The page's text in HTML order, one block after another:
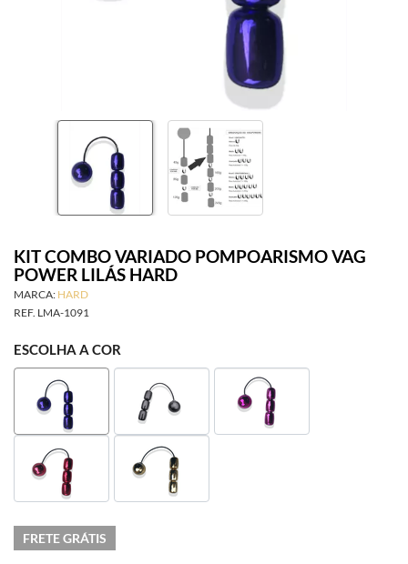
BRINCADEIRAS
INFORMAÇÕES
KIT COMBO VARIADO POMPOARISMO VAG
POWER LILÁS HARD
MARCA: HARD
REF. LMA-1091
ESCOLHA A COR
FRETE GRÁTIS